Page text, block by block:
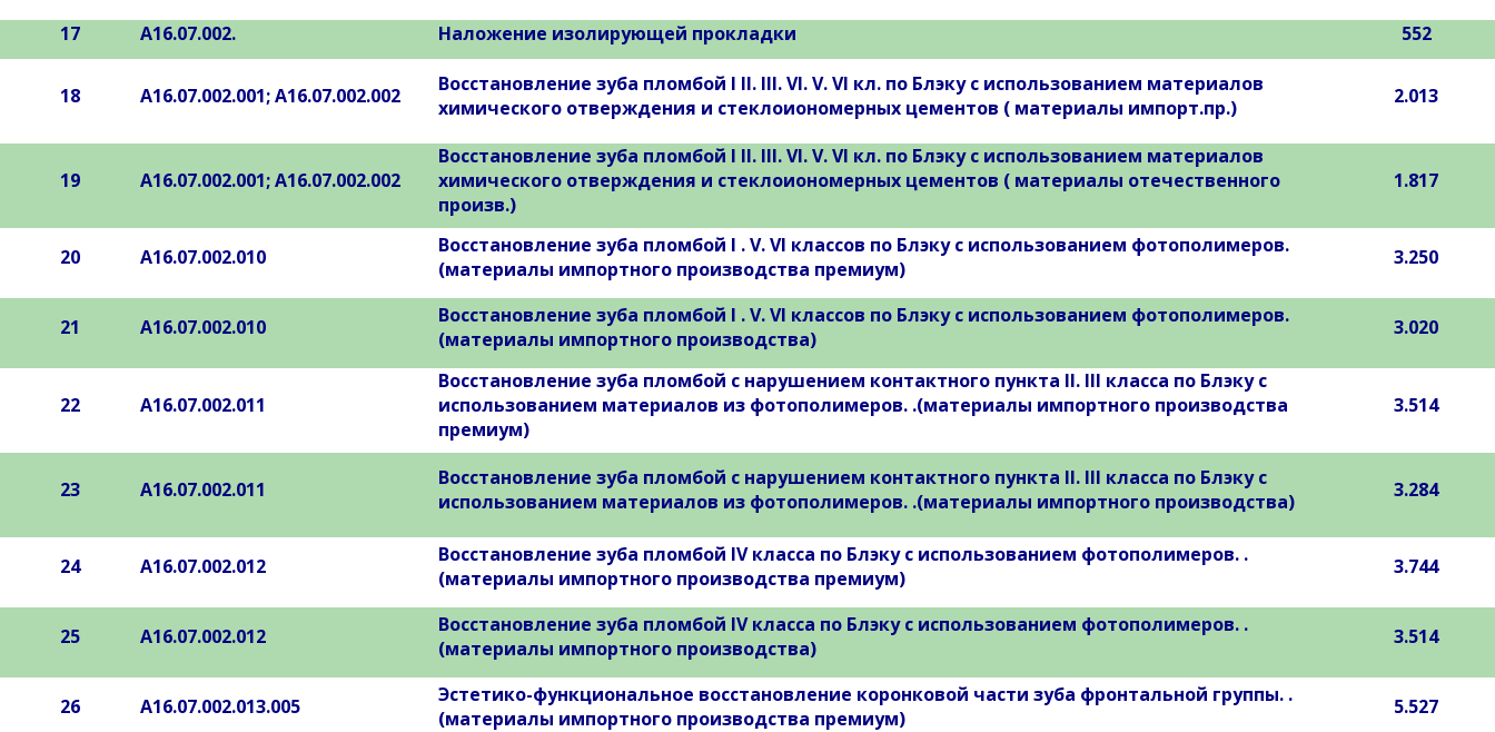
17
А16.07.002. Наложение изолирующей прокладки 552
18 А16.07.002.001; А16.07.002.002
Восстановление зуба пломбой I II. III. VI. V. VI кл. по Блэку с использованием материалов
химического отверждения и стеклоиономерных цементов ( материалы импорт.пр.)
2.013
19 А16.07.002.001; А16.07.002.002
Восстановление зуба пломбой I II. III. VI. V. VI кл. по Блэку с использованием материалов
химического отверждения и стеклоиономерных цементов ( материалы отечественного
произв.)
1.817
20 А16.07.002.010
Восстановление зуба пломбой I . V. VI классов по Блэку с использованием фотополимеров.
(материалы импортного производства премиум)
3.250
21 А16.07.002.010
Восстановление зуба пломбой I . V. VI классов по Блэку с использованием фотополимеров.
(материалы импортного производства)
3.020
22 А16.07.002.011
Восстановление зуба пломбой с нарушением контактного пункта II. III класса по Блэку с
использованием материалов из фотополимеров. .(материалы импортного производства
премиум)
3.514
23 А16.07.002.011
Восстановление зуба пломбой с нарушением контактного пункта II. III класса по Блэку с
использованием материалов из фотополимеров. .(материалы импортного производства)
3.284
24 А16.07.002.012
Восстановление зуба пломбой IV класса по Блэку с использованием фотополимеров. .
(материалы импортного производства премиум)
3.744
25 А16.07.002.012
Восстановление зуба пломбой IV класса по Блэку с использованием фотополимеров. .
(материалы импортного производства)
3.514
26 А16.07.002.013.005
Эстетико-функциональное восстановление коронковой части зуба фронтальной группы. .
(материалы импортного производства премиум)
5.527